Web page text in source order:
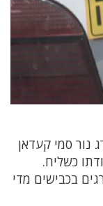
בתאריך 11.3.23, נהרג נור סמי קעדאן
עבודתו כשליח.
בכבישים מדי